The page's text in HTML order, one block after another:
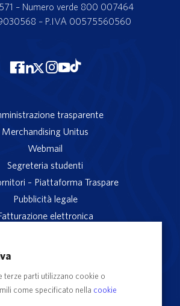
– Numero verde 800 007464
– P.IVA 00575560560
trasparente
Merchandising Unitus
Webmail
Segreteria studenti
– Piattaforma Traspare
Pubblicità legale
elettronica
Servizio reclami
terze parti utilizzano cookie o
come specificato nella cookie